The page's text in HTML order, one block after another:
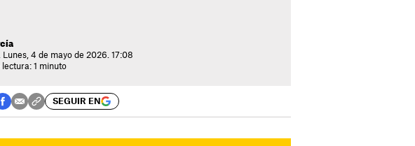
Lunes, 4 de mayo de 2026. 17:08
1 minuto
SEGUIR EN